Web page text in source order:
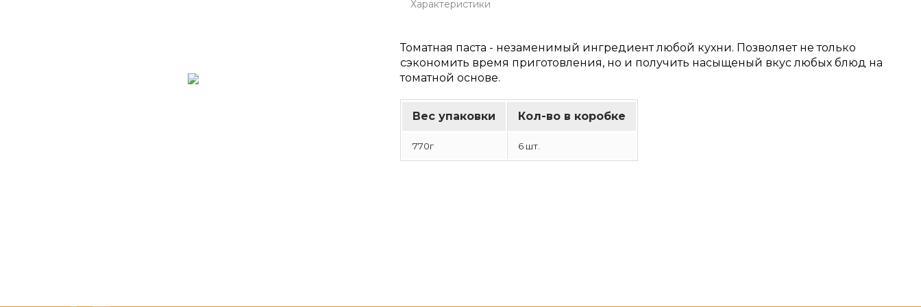
Характеристики
Томатная паста - незаменимый ингредиент любой кухни. Позволяет не только
сэкономить время приготовления, но и получить насыщеный вкус любых блюд на
томатной основе.
Вес упаковки Кол-во в коробке
770г 6 шт.